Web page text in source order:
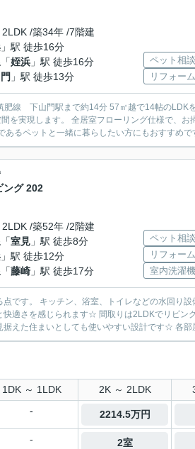
/築34年 /7階建
」駅 徒歩16分
「姪浜 」駅 徒歩16分
」駅 徒歩13分
ペット相談
リフォー
を中心とした使いやすいレイアウトが魅力で
を実現します。 全居室フローリング仕様で、
るペットと一緒に暮らしたい方にもおすすめで
ング 202
/築52年 /2階建
「室見 」駅 徒歩8分
」駅 徒歩12分
「藤崎 」駅 徒歩17分
ペット相談
リフォー
室内洗濯
です。 キッチン、浴室、トイレなどの水回り
、ダイニングキッチンに加えて洋室が2部屋
えた住まいとしても使いやすい設計です☆ 各部
1DK ～ 1LDK 2K ～ 2LDK
- 2214.5万円
- 2室